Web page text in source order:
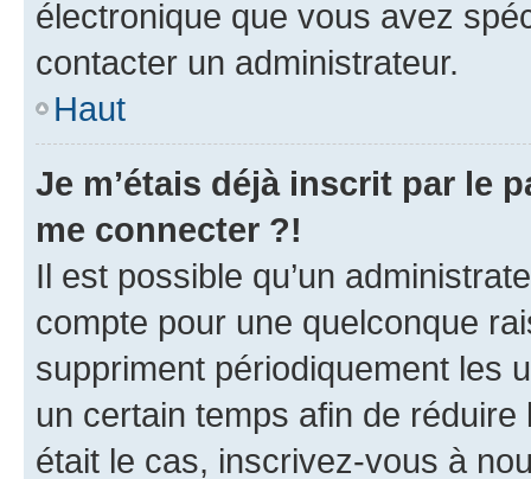
électronique que vous avez
contacter un administrateur.
Haut
Je m’étais déjà inscrit par le
me connecter ?!
Il est possible qu’un
compte pour une quelconque
suppriment périodiquement les
un certain temps afin de
était le cas, inscrivez-vous à